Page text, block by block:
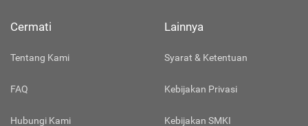
Cermati
Tentang Kami
FAQ
Hubungi Kami
Lainnya
Syarat & Ketentuan
Kebijakan Privasi
Kebijakan SMKI